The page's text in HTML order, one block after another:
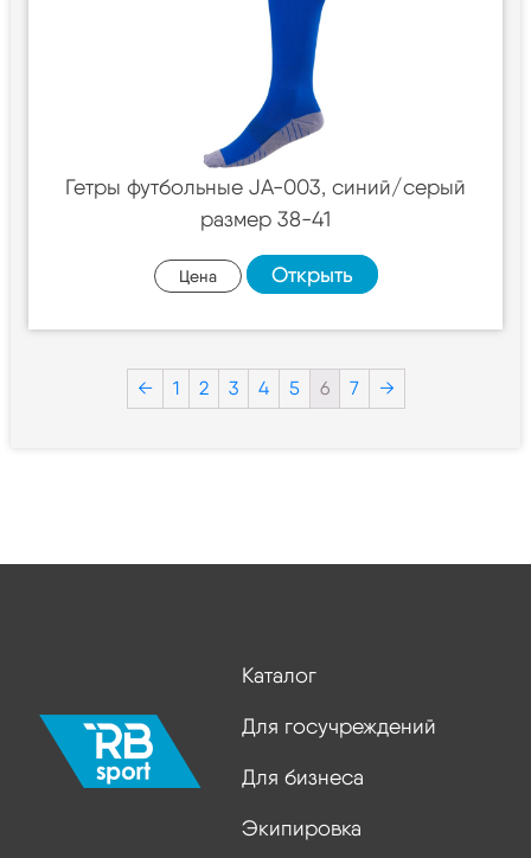
Гетры футбольные JA-003, синий/серый
размер 38-41
Цена Открыть
← 1 2 3 4 5 6 7 →
Каталог
Для госучреждений
Для бизнеса
Экипировка